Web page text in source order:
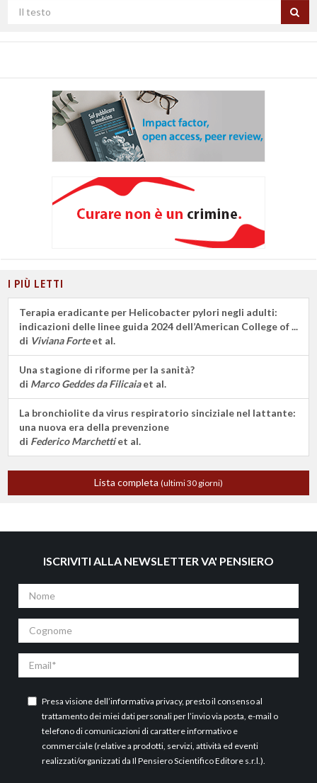
Cerca
I PIÙ LETTI
Terapia eradicante per Helicobacter pylori negli adulti:
indicazioni delle linee guida 2024 dell’American College of ...
di Viviana Forteet al.
Una stagione di riforme per la sanità?
di Marco Geddes da Filicaiaet al.
La bronchiolite da virus respiratorio sinciziale nel lattante:
una nuova era della prevenzione
di Federico Marchettiet al.
Lista completa (ultimi 30 giorni)
ISCRIVITI ALLA NEWSLETTER VA' PENSIERO
Nome
Cognome
Email
Presa visione dell’informativa privacy, presto il consenso al
trattamento dei miei dati personali per l’invio via posta, e-mail o
telefono di comunicazioni di carattere informativo e
commerciale (relative a prodotti, servizi, attività ed eventi
realizzati/organizzati da Il Pensiero Scientifico Editore s.r.l.).